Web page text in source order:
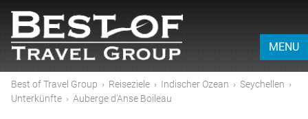
MENU
Best of Travel Group › Reiseziele › Indischer Ozean › Seychellen ›
Unterkünfte › Auberge d'Anse Boileau